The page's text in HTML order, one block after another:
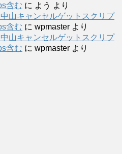
含む に よう より
山キャンセルゲットスクリプ
含む に wpmaster より
山キャンセルゲットスクリプ
含む に wpmaster より